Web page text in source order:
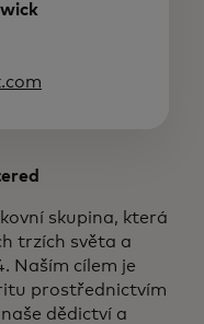
skupina, která
trzích světa a
Naším cílem je
prostřednictvím
dědictví a